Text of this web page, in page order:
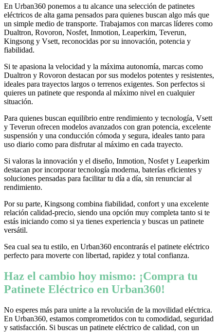
En Urban360 ponemos a tu alcance una selección de patinetes
eléctricos de alta gama pensados para quienes buscan algo más que
un simple medio de transporte. Trabajamos con marcas líderes como
Dualtron, Rovoron, Nosfet, Inmotion, Leaperkim, Teverun,
Kingsong y Vsett, reconocidas por su innovación, potencia y
fiabilidad.
Si te apasiona la velocidad y la máxima autonomía, marcas como
Dualtron y Rovoron destacan por sus modelos potentes y resistentes,
ideales para trayectos largos o terrenos exigentes. Son perfectos si
quieres un patinete que responda al máximo nivel en cualquier
situación.
Para quienes buscan equilibrio entre rendimiento y tecnología, Vsett
y Teverun ofrecen modelos avanzados con gran potencia, excelente
suspensión y una conducción cómoda y segura, ideales tanto para
uso diario como para disfrutar al máximo en cada trayecto.
Si valoras la innovación y el diseño, Inmotion, Nosfet y Leaperkim
destacan por incorporar tecnología moderna, baterías eficientes y
soluciones pensadas para facilitar tu día a día, sin renunciar al
rendimiento.
Por su parte, Kingsong combina fiabilidad, confort y una excelente
relación calidad-precio, siendo una opción muy completa tanto si te
estás iniciando como si ya tienes experiencia y buscas un patinete
versátil.
Sea cual sea tu estilo, en Urban360 encontrarás el patinete eléctrico
perfecto para moverte con libertad, rapidez y total confianza.
Haz el cambio hoy mismo: ¡Compra tu
Patinete Eléctrico en Urban360!
No esperes más para unirte a la revolución de la movilidad eléctrica.
En Urban360, estamos comprometidos con tu comodidad, seguridad
y satisfacción. Si buscas un patinete eléctrico de calidad, con un